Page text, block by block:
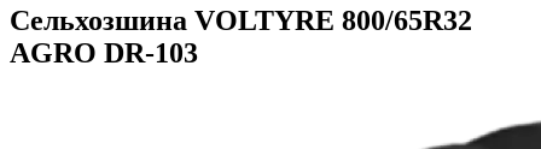
Сельхозшина VOLTYRE 800/65R32
AGRO DR-103